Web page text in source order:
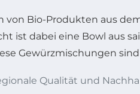
von Bio-Produkten aus
ist dabei eine Bowl aus
Gewürzmischungen
Qualität und